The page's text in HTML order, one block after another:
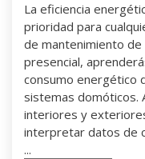
La eficiencia
prioridad para
de mantenimiento
presencial,
consumo energético
sistemas domóticos.
interiores y
interpretar datos de
...